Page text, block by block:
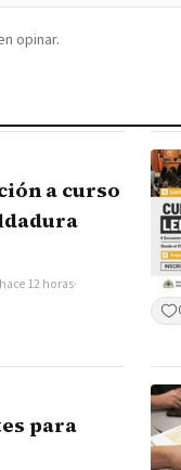
opinar.
a curso
hace 12 horas·
para